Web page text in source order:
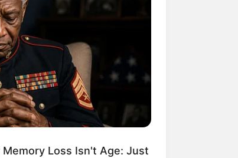
Loss Isn't Age: Just